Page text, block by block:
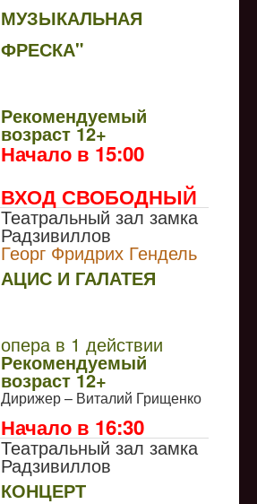
МУЗЫКАЛЬНАЯ
ФРЕСКА"
Рекомендуемый
возраст 12+
Начало в 15:00
ВХОД СВОБОДНЫЙ
Театральный зал замка
Радзивиллов
Георг Фридрих Гендель
АЦИС И ГАЛАТЕЯ
опера в 1 действии
Рекомендуемый
возраст 12+
Дирижер – Виталий Грищенко
Начало в 16:30
Театральный зал замка
Радзивиллов
КОНЦЕРТ